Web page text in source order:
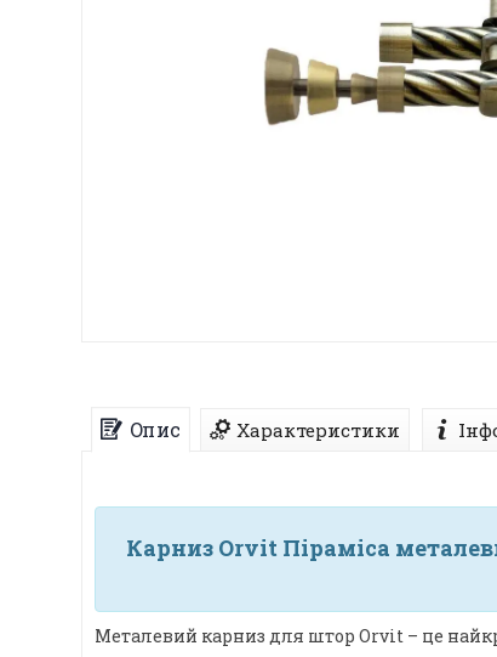
Опис Характеристики
Карниз Orvit Піраміса
Металевий карниз для штор Orvit – це